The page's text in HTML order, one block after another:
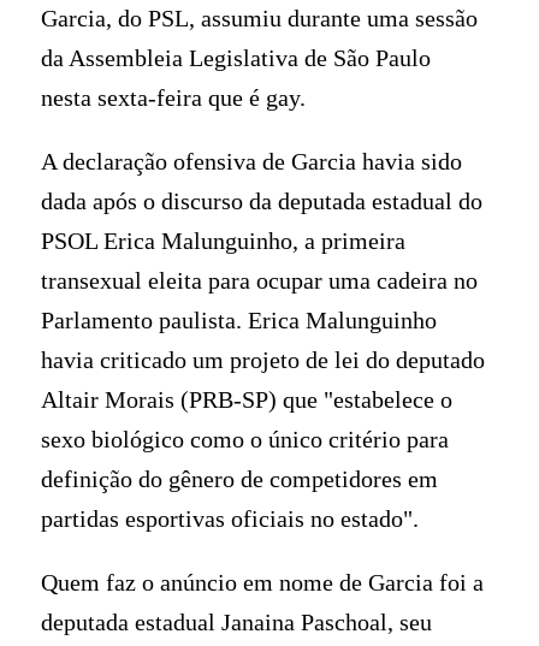
Garcia, do PSL, assumiu durante uma sessão
da Assembleia Legislativa de São Paulo
nesta sexta-feira que é gay.
A declaração ofensiva de Garcia havia sido
dada após o discurso da deputada estadual do
PSOL Erica Malunguinho, a primeira
transexual eleita para ocupar uma cadeira no
Parlamento paulista. Erica Malunguinho
havia criticado um projeto de lei do deputado
Altair Morais (PRB-SP) que "estabelece o
sexo biológico como o único critério para
definição do gênero de competidores em
partidas esportivas oficiais no estado".
Quem faz o anúncio em nome de Garcia foi a
deputada estadual Janaina Paschoal, seu